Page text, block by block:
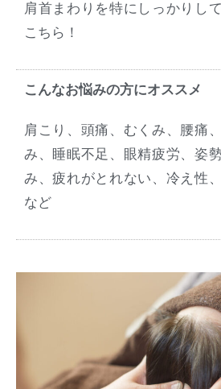
肩首まわりを特にしっかりし
こちら！
こんなお悩みの方にオススメ
肩こり、頭痛、むくみ、腰痛
み、睡眠不足、眼精疲労、姿
み、疲れがとれない、冷え性
など